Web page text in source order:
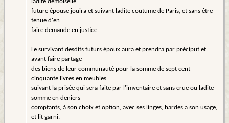
future épouse jouira et suivant ladite coutume de Paris, et sans être
tenue d'en
faire demande en justice.
Le survivant desdits futurs époux aura et prendra par préciput et
avant faire partage
des biens de leur communauté pour la somme de sept cent
cinquante livres en meubles
suivant la prisée qui sera faite par l'imventaire et sans crue ou ladite
somme en deniers
comptants, à son choix et option, avec ses linges, hardes a son usage,
et lit garni,